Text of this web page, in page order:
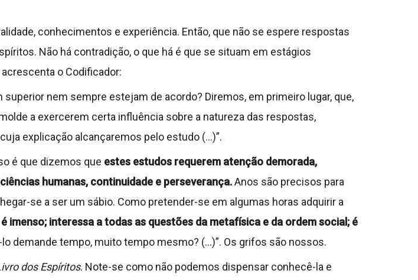
conhecimentos e experiência. Então, que não se espere respostas
Não há contradição, o que há é que se situam em estágios
o Codificador:
nem sempre estejam de acordo? Diremos, em primeiro lugar, que,
a exercerem certa influência sobre a natureza das respostas,
explicação alcançaremos pelo estudo (…)”.
é que dizemos que estes estudos requerem atenção demorada,
humanas, continuidade e perseverança.Anos são precisos para
se a ser um sábio. Como pretender-se em algumas horas adquirir a
imenso; interessa a todas as questões da metafísica e da ordem social; é
demande tempo, muito tempo mesmo? (…)”. Os grifos são nossos.
dos Espíritos. Note-se como não podemos dispensar conhecê-la e